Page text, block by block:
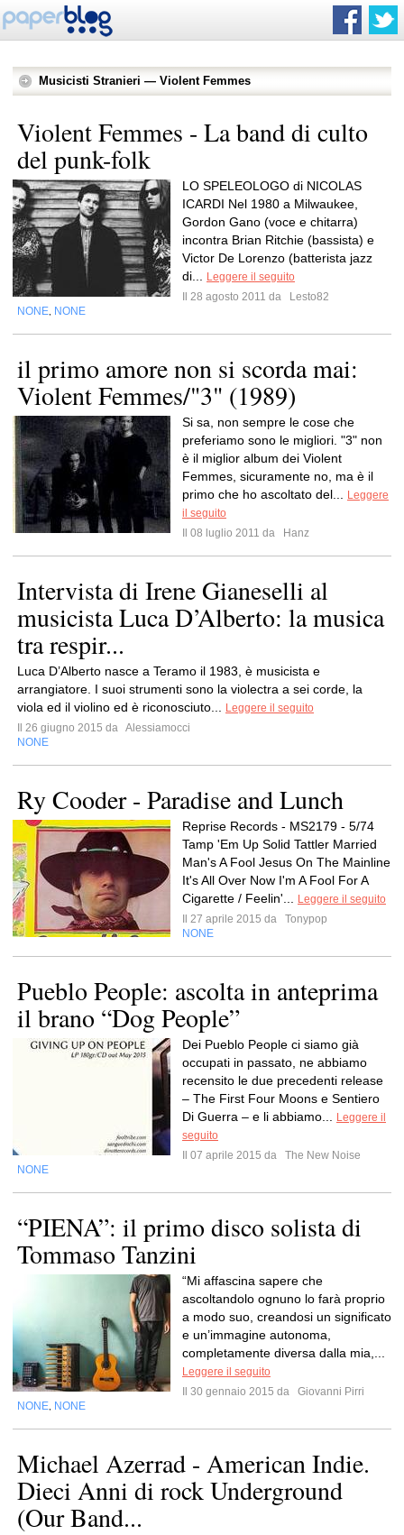
Musicisti Stranieri — Violent Femmes
Violent Femmes - La band di culto
del punk-folk
LO SPELEOLOGO di NICOLAS
ICARDI Nel 1980 a Milwaukee,
Gordon Gano (voce e chitarra)
incontra Brian Ritchie (bassista) e
Victor De Lorenzo (batterista jazz
di...
Leggere il seguito
Il 28 agosto 2011 da
Lesto82
NONE NONE
il primo amore non si scorda mai:
Violent Femmes/"3" (1989)
Si sa, non sempre le cose che
preferiamo sono le migliori. "3" non
è il miglior album dei Violent
Femmes, sicuramente no, ma è il
primo che ho ascoltato del...
Leggere
il seguito
Il 08 luglio 2011 da
Hanz
Intervista di Irene Gianeselli al
musicista Luca D’Alberto: la musica
tra respir...
Luca D’Alberto nasce a Teramo il 1983, è musicista e
arrangiatore. I suoi strumenti sono la violectra a sei corde, la
viola ed il violino ed è riconosciuto...
Leggere il seguito
Il 26 giugno 2015 da Alessiamocci
NONE
Ry Cooder - Paradise and Lunch
Reprise Records - MS2179 - 5/74
Tamp 'Em Up Solid Tattler Married
Man's A Fool Jesus On The Mainline
It's All Over Now I'm A Fool For A
Cigarette / Feelin'...
Leggere il seguito
Il 27 aprile 2015 da
Tonypop
NONE
Pueblo People: ascolta in anteprima
il brano “Dog People”
Dei Pueblo People ci siamo già
occupati in passato, ne abbiamo
recensito le due precedenti release
– The First Four Moons e Sentiero
Di Guerra – e li abbiamo...
Leggere il
seguito
Il 07 aprile 2015 da
The New Noise
NONE
“PIENA”: il primo disco solista di
Tommaso Tanzini
“Mi affascina sapere che
ascoltandolo ognuno lo farà proprio
a modo suo, creandosi un significato
e un’immagine autonoma,
completamente diversa dalla mia,...
Leggere il seguito
Il 30 gennaio 2015 da
Giovanni Pirri
NONE NONE
Michael Azerrad - American Indie.
Dieci Anni di rock Underground
(Our Band...